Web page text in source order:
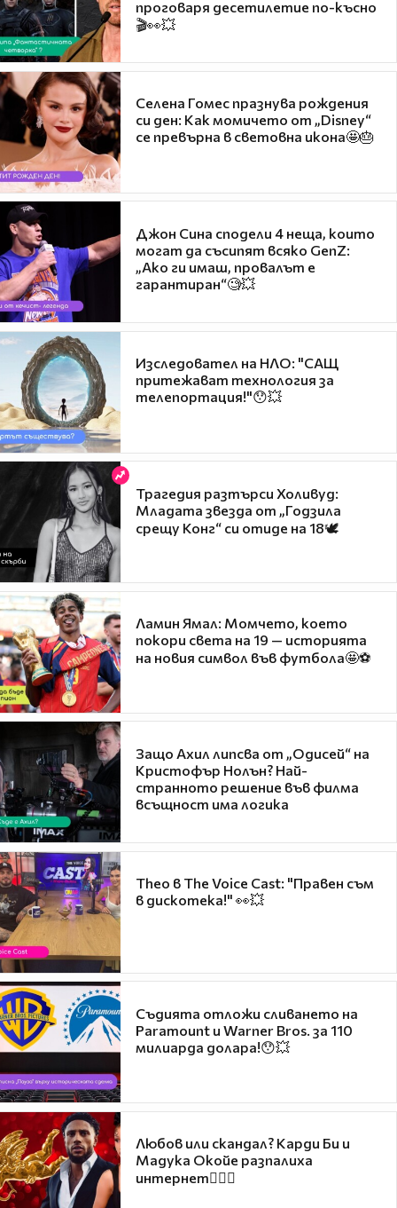
проговаря десетилетие по-късно
🎬👀💥
Селена Гомес празнува рождения
си ден: Как момичето от „Disney“
се превърна в световна икона🤩🎂
Джон Сина сподели 4 неща, които
могат да съсипят всяко GenZ:
„Ако ги имаш, провалът е
гарантиран“🧐💥
Изследовател на НЛО: "САЩ
притежават технология за
телепортация!"😯💥
Трагедия разтърси Холивуд:
Младата звезда от „Годзила
срещу Конг“ си отиде на 18🕊️
Ламин Ямал: Момчето, което
покори света на 19 — историята
на новия символ във футбола🤩⚽
Защо Ахил липсва от „Одисей“ на
Кристофър Нолън? Най-
странното решение във филма
всъщност има логика
Theo в The Voice Cast: "Правен съм
в дискотека!" 👀💥
Съдията отложи сливането на
Paramount и Warner Bros. за 110
милиарда долара!😯💥
Любов или скандал? Карди Би и
Мадука Окойе разпалиха
интернет❤️‍🔥🔥